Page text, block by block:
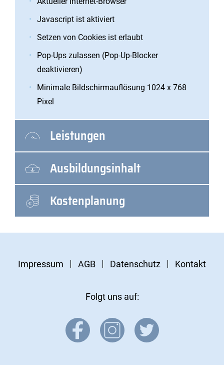
Javascript ist aktiviert
Setzen von Cookies ist erlaubt
Pop-Ups zulassen (Pop-Up-Blocker
deaktivieren)
Minimale Bildschirmauflösung 1024 x 768
Pixel
Leistungen
Ausbildungsinhalt
Kostenplanung
Impressum AGB Datenschutz Kontakt
Folgt uns auf: